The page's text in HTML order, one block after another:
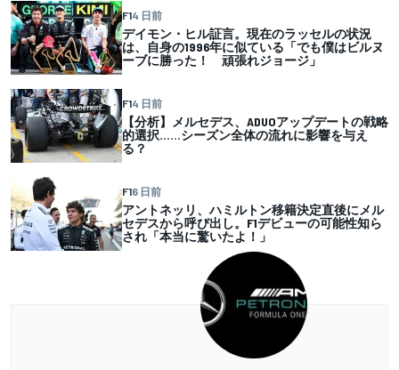
F14 日前
デイモン・ヒル証言。現在のラッセルの状況
は、自身の1996年に似ている「でも僕はビルヌ
ーブに勝った！ 頑張れジョージ」
F14 日前
【分析】メルセデス、ADUOアップデートの戦略
的選択……シーズン全体の流れに影響を与え
る？
F16 日前
アントネッリ、ハミルトン移籍決定直後にメル
セデスから呼び出し。F1デビューの可能性知ら
され「本当に驚いたよ！」